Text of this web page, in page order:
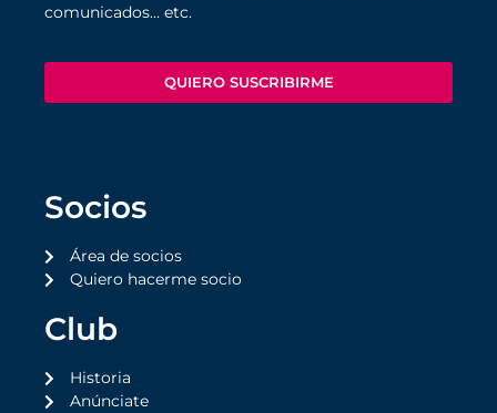
comunicados… etc.
QUIERO SUSCRIBIRME
Socios
Área de socios
Quiero hacerme socio
Club
Historia
Anúnciate